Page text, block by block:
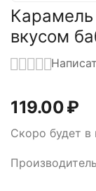
Карамель
вкусом
119.00₽
Скоро будет в